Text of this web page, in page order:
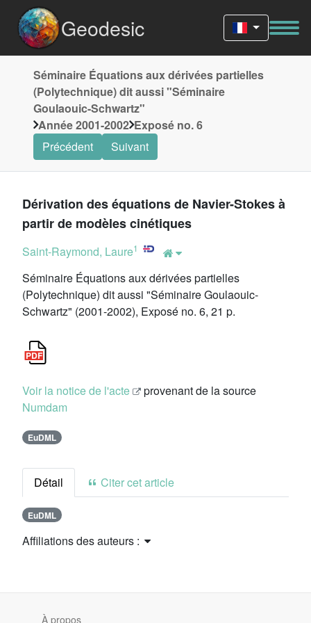
Geodesic
Séminaire Équations aux dérivées partielles
(Polytechnique) dit aussi "Séminaire
Goulaouic-Schwartz"
Année 2001-2002 Exposé no. 6
Précédent
Suivant
Dérivation des équations de Navier-Stokes à
partir de modèles cinétiques
Saint-Raymond, Laure1
Séminaire Équations aux dérivées partielles
(Polytechnique) dit aussi "Séminaire Goulaouic-
Schwartz" (2001-2002), Exposé no. 6, 21 p.
Voir la notice de l'acte
provenant de la source
Numdam
EuDML
Détail Citer cet article
EuDML
Affiliations des auteurs :
À propos